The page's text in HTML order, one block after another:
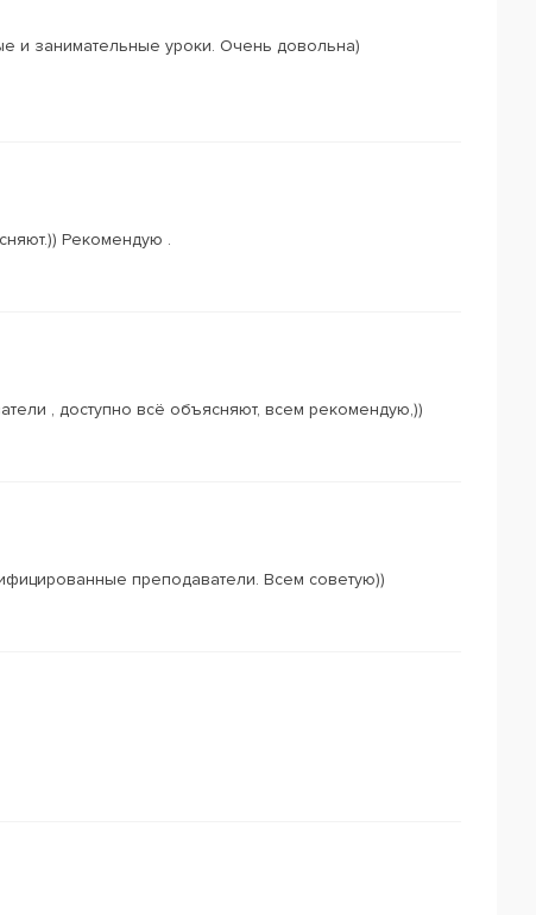
и занимательные уроки. Очень довольна)
Рекомендую .
, доступно всё объясняют, всем рекомендую,))
преподаватели. Всем советую))